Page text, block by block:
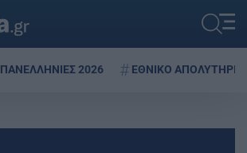
ΠΑΝΕΛΛΗΝΙΕΣ 2026 ΕΘΝΙΚΟ ΑΠΟΛΥΤΗΡΙΟ